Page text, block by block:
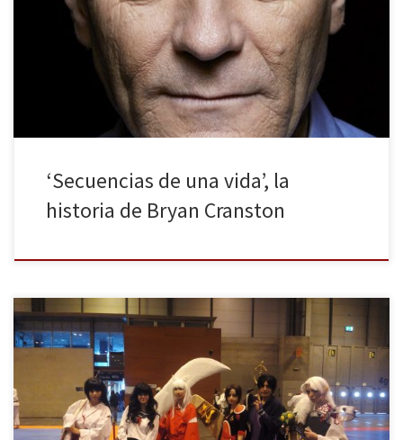
familia bastante peculiar. Su protagonista era un chico
superdotado llamado Malcolm que no paraba de meterse en líos
junto a sus hermanos, para disgusto de sus padres, especialmente
‘Secuencias de una vida’, la
historia de Bryan Cranston
Uno de los eventos más importantes del mundo otaku, Japan
Weekend, abrió sus puertas una vez más durante los días 30 de
septiembre y 1 de octubre en el recinto ferial Ifema de Madrid. La
asistencia fue tan masiva que incluso se llegó a batir el récord de